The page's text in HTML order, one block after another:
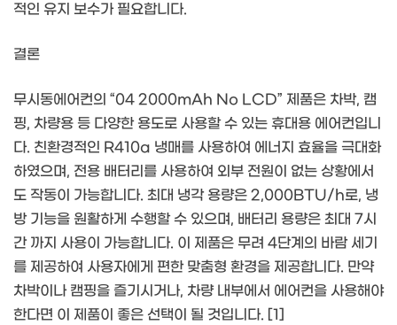
적인 유지 보수가 필요합니다.
결론
무시동에어컨의 “04 2000mAh No LCD” 제품은 차박, 캠
핑, 차량용 등 다양한 용도로 사용할 수 있는 휴대용 에어컨입니
다. 친환경적인 R410a 냉매를 사용하여 에너지 효율을 극대화
하였으며, 전용 배터리를 사용하여 외부 전원이 없는 상황에서
도 작동이 가능합니다. 최대 냉각 용량은 2,000BTU/h로, 냉
방 기능을 원활하게 수행할 수 있으며, 배터리 용량은 최대 7시
간 까지 사용이 가능합니다. 이 제품은 무려 4단계의 바람 세기
를 제공하여 사용자에게 편한 맞춤형 환경을 제공합니다. 만약
차박이나 캠핑을 즐기시거나, 차량 내부에서 에어컨을 사용해야
한다면 이 제품이 좋은 선택이 될 것입니다. [1]